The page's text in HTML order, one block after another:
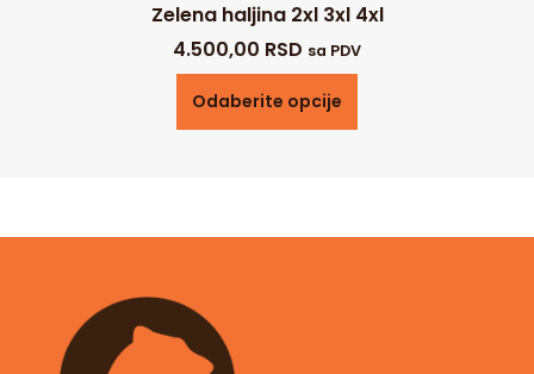
Zelena haljina 2xl 3xl 4xl
4.500,00 RSD sa PDV
Odaberite opcije